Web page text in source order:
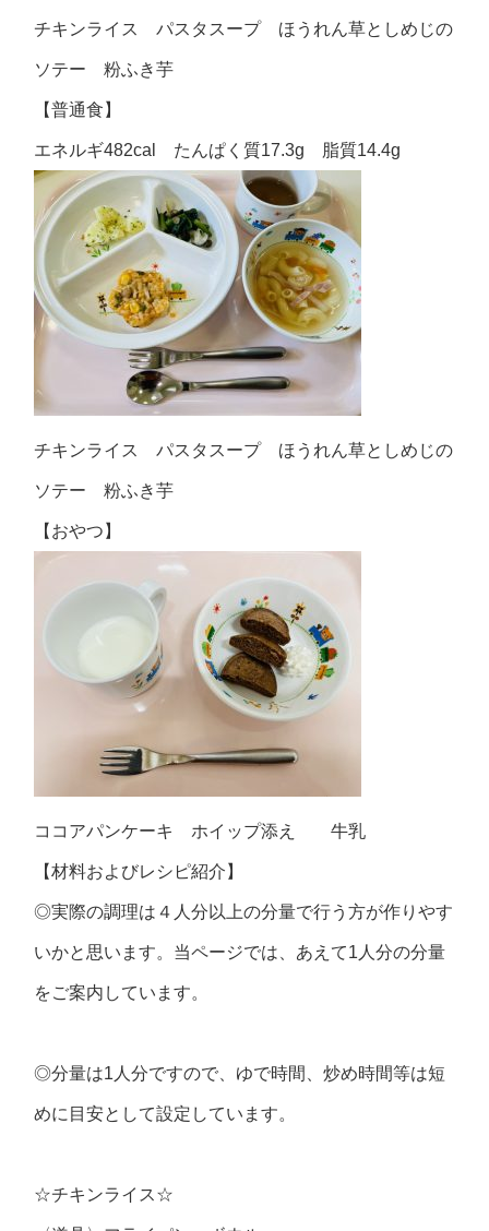
チキンライス パスタスープ ほうれん草としめじの
ソテー 粉ふき芋
【普通食】
エネルギ482cal たんぱく質17.3g 脂質14.4g
チキンライス パスタスープ ほうれん草としめじの
ソテー 粉ふき芋
【おやつ】
ココアパンケーキ ホイップ添え 牛乳
【材料およびレシピ紹介】
◎実際の調理は４人分以上の分量で行う方が作りやす
いかと思います。当ページでは、あえて1人分の分量
をご案内しています。
◎分量は1人分ですので、ゆで時間、炒め時間等は短
めに目安として設定しています。
☆チキンライス☆